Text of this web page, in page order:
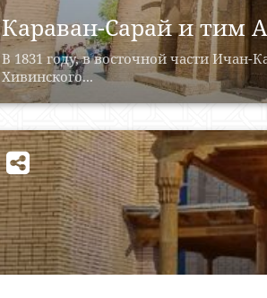
Караван-Сарай и тим
В 1831 году, в восточной части
Хивинского...